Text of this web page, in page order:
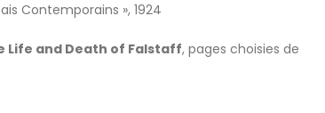
Contemporains », 1924
Life and Death of Falstaff, pages choisies de